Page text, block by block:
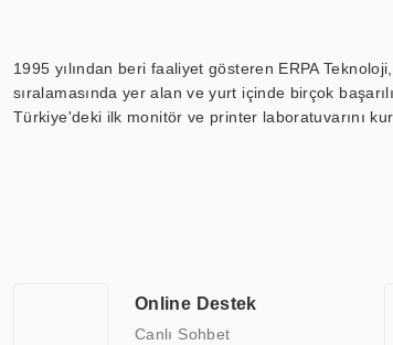
1995 yılından beri faaliyet gösteren ERPA
sıralamasında yer alan ve yurt içinde birçok
Türkiye'deki ilk monitör ve printer laboratuvarını
arasında yer almaktadır. ERPA Teknoloji,
yılların getirdiği bilgi ve tecrübe ile birleştiren
Online Destek
Canlı Sohbet